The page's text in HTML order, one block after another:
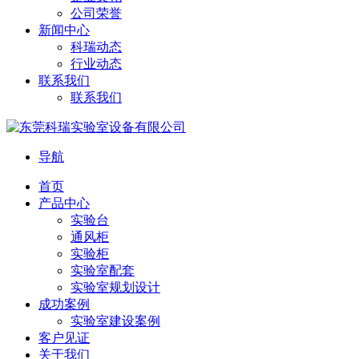
公司荣誉
新闻中心
科瑞动态
行业动态
联系我们
联系我们
导航
首页
产品中心
实验台
通风柜
实验柜
实验室配套
实验室规划设计
成功案例
实验室建设案例
客户见证
关于我们